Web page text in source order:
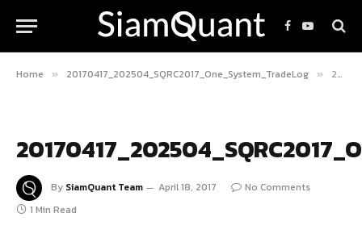
Facebook
YouTube
Home » 20170417_202504_SQRC2017_One_System_TradeLog » 20170417_202504_SQRC2017_One_System_TradeLog
By SiamQuant Team April 18, 2017
No Comments
1 Min Read